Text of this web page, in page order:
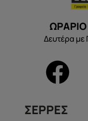
Δευτέρα
ΣΕΡΡΕΣ